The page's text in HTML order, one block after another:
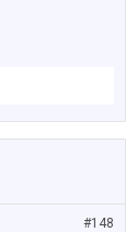
#148